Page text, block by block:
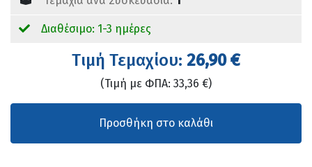
Διαθέσιμο: 1-3 ημέρες
Tιμή Τεμαχίου: 26,90 €
(Τιμή με ΦΠΑ: 33,36 €)